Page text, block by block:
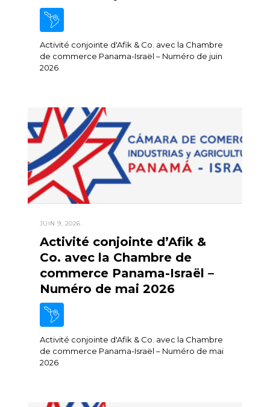
Activité conjointe d'Afik & Co. avec la Chambre
de commerce Panama-Israël – Numéro de juin
2026
JUIN 9, 2026
Activité conjointe d’Afik &
Co. avec la Chambre de
commerce Panama-Israël –
Numéro de mai 2026
Activité conjointe d'Afik & Co. avec la Chambre
de commerce Panama-Israël – Numéro de mai
2026